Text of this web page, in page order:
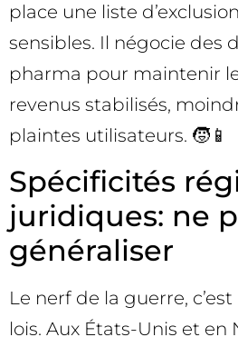
place une liste
sensibles. Il négocie des
pharma pour maintenir
revenus stabilisés,
plaintes utilisateurs. 🧒📱
Spécificités
juridiques: ne
généraliser
Le nerf de la guerre,
lois. Aux États-Unis et en